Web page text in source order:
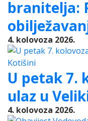
branitelja:
4. kolovoza 2026.
U petak 7.
ulaz u
4. kolovoza 2026.